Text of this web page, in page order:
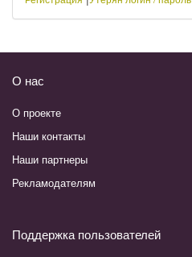
О нас
О проекте
Наши контакты
Наши партнеры
Рекламодателям
Поддержка пользователей